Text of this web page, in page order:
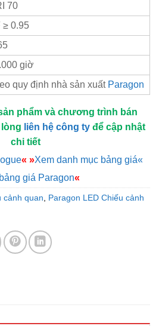
70
≥ 0.95
giờ
quy định nhà sản xuất Paragon
phẩm và chương trình bán
liên hệ công ty để cập nhật
chi tiết
« »Xem danh mục bảng giá«
giá Paragon«
cảnh quan, Paragon LED Chiếu cảnh